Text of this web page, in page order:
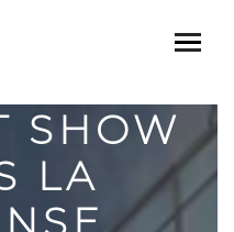
SHOW
LA